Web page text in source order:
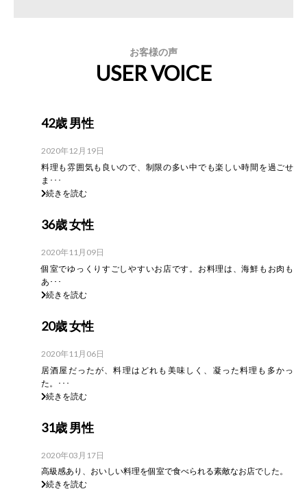
お客様の声
USER VOICE
42歳 男性
2020年12月19日
料理も雰囲気も良いので、制限の多い中でも楽しい時間を過ごせ
ま･･･
続きを読む
36歳 女性
2020年11月09日
個室でゆっくりすごしやすいお店です。お料理は、海鮮もお肉も
あ･･･
続きを読む
20歳 女性
2020年11月06日
居酒屋だったが、料理はどれも美味しく、凝った料理も多かっ
た。･･･
続きを読む
31歳 男性
2020年03月17日
高級感あり、おいしい料理を個室で食べられる素敵なお店でした。
続きを読む